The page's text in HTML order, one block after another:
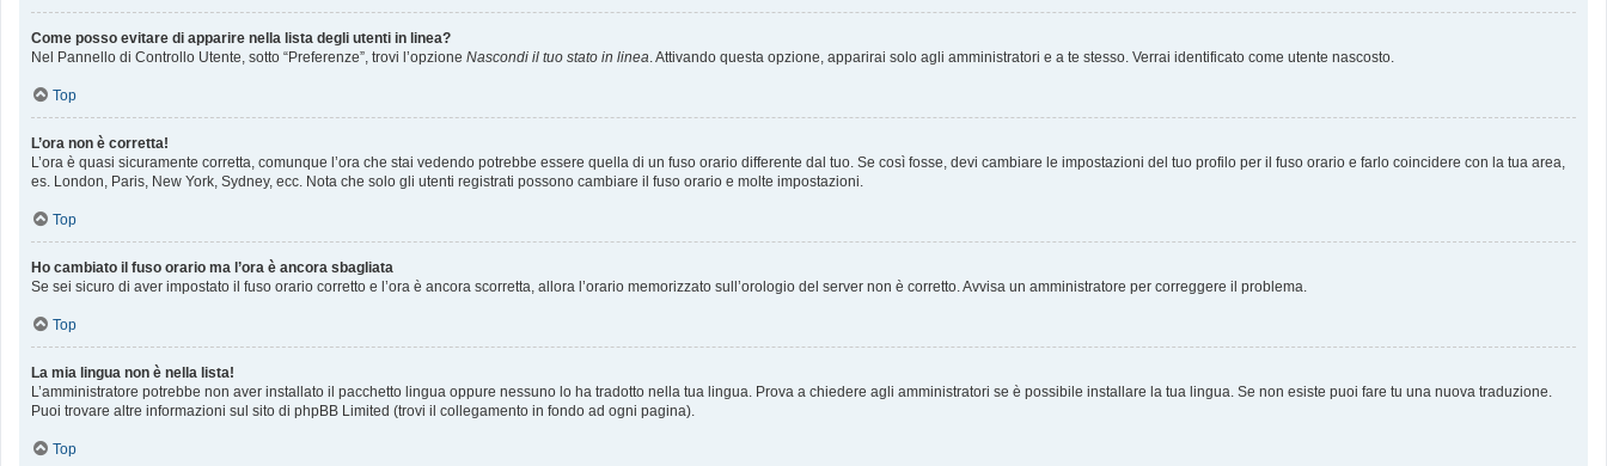
Come posso evitare di apparire nella lista degli utenti in linea?
Nel Pannello di Controllo Utente, sotto “Preferenze”, trovi l’opzione Nascondi il tuo stato in linea. Attivando questa opzione, apparirai solo agli amministratori e a te stesso. Verrai identificato come utente nascosto.
Top
L’ora non è corretta!
L’ora è quasi sicuramente corretta, comunque l’ora che stai vedendo potrebbe essere quella di un fuso orario differente dal tuo. Se così fosse, devi cambiare le impostazioni del tuo profilo per il fuso orario e farlo coincidere con la tua area,
es. London, Paris, New York, Sydney, ecc. Nota che solo gli utenti registrati possono cambiare il fuso orario e molte impostazioni.
Top
Ho cambiato il fuso orario ma l’ora è ancora sbagliata
Se sei sicuro di aver impostato il fuso orario corretto e l’ora è ancora scorretta, allora l’orario memorizzato sull’orologio del server non è corretto. Avvisa un amministratore per correggere il problema.
Top
La mia lingua non è nella lista!
L’amministratore potrebbe non aver installato il pacchetto lingua oppure nessuno lo ha tradotto nella tua lingua. Prova a chiedere agli amministratori se è possibile installare la tua lingua. Se non esiste puoi fare tu una nuova traduzione.
Puoi trovare altre informazioni sul sito di phpBB Limited (trovi il collegamento in fondo ad ogni pagina).
Top